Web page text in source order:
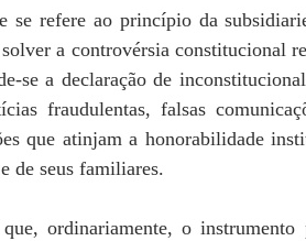
se refere ao princípio da
a controvérsia constitucional
se a declaração de
fraudulentas, falsas
que atinjam a honorabilidade
de seus familiares.
ordinariamente, o